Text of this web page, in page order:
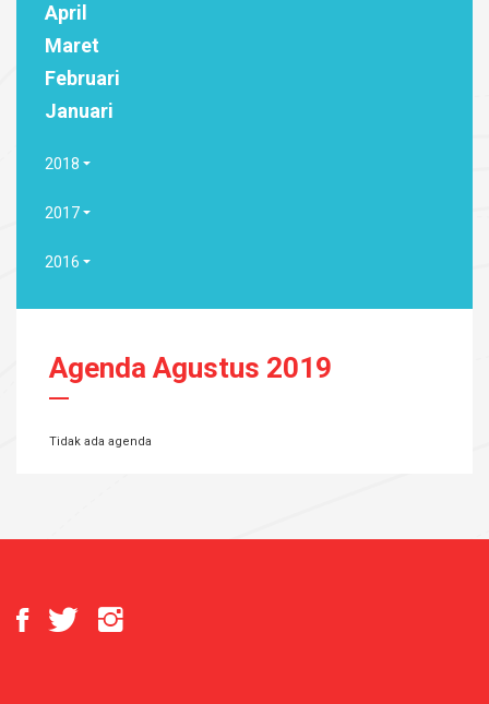
April
Maret
Februari
Januari
2018
2017
2016
Agenda Agustus 2019
Tidak ada agenda